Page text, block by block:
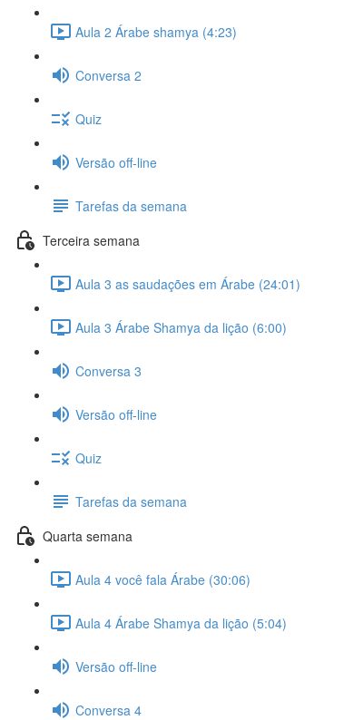
Aula 2 Árabe shamya (4:23)
Conversa 2
Quiz
Versão off-line
Tarefas da semana
Terceira semana
Aula 3 as saudações em Árabe (24:01)
Aula 3 Árabe Shamya da lição (6:00)
Conversa 3
Versão off-line
Quiz
Tarefas da semana
Quarta semana
Aula 4 você fala Árabe (30:06)
Aula 4 Árabe Shamya da lição (5:04)
Versão off-line
Conversa 4